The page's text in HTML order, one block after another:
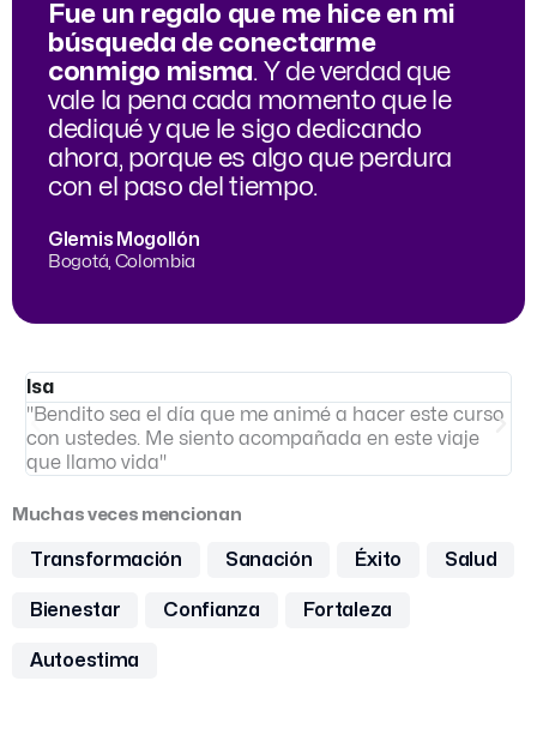
Fue un regalo que me hice en mi
búsqueda de conectarme
conmigo misma. Y de verdad que
vale la pena cada momento que le
dediqué y que le sigo dedicando
ahora, porque es algo que perdura
con el paso del tiempo.
Glemis Mogollón
Bogotá, Colombia
Isa
"Bendito sea el día que me animé a hacer este curso
con ustedes. Me siento acompañada en este viaje
que llamo vida"
Muchas veces mencionan
Transformación Sanación Éxito Salud
Bienestar Confianza Fortaleza
Autoestima